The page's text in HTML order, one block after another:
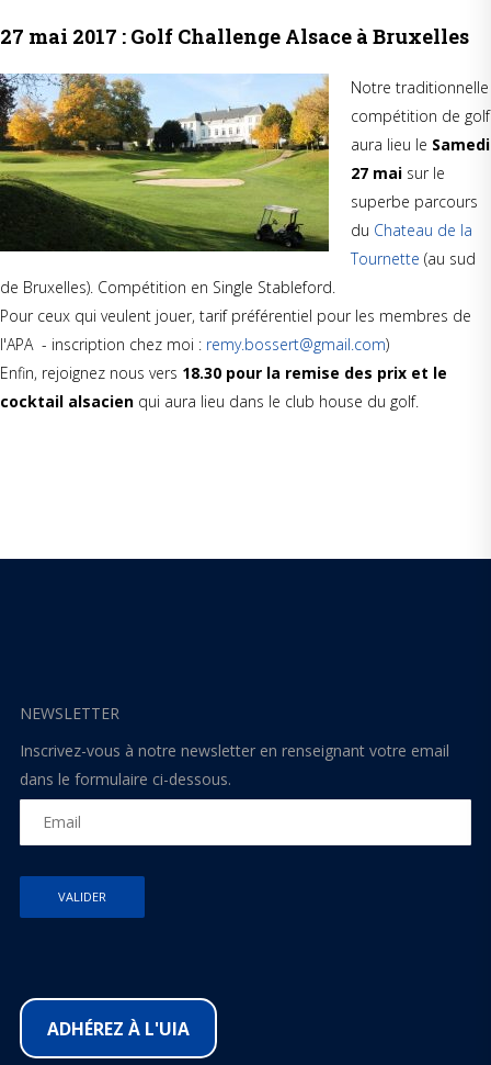
27 mai 2017 : Golf Challenge Alsace à Bruxelles
Notre traditionnelle
compétition de golf
aura lieu le Samedi
27 mai sur le
superbe parcours
du Chateau de la
Tournette (au sud
de Bruxelles). Compétition en Single Stableford.
Pour ceux qui veulent jouer, tarif préférentiel pour les membres de
l'APA - inscription chez moi : remy.bossert@gmail.com)
Enfin, rejoignez nous vers 18.30 pour la remise des prix et le
cocktail alsacien qui aura lieu dans le club house du golf.
NEWSLETTER
Inscrivez-vous à notre newsletter en renseignant votre email
dans le formulaire ci-dessous.
ADHÉREZ À L'UIA